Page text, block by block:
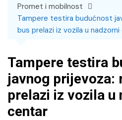
Promet i mobilnost
Tampere testira budućnost
bus prelazi iz vozila u
Tampere testira
javnog prijevoza:
prelazi iz vozila u
centar